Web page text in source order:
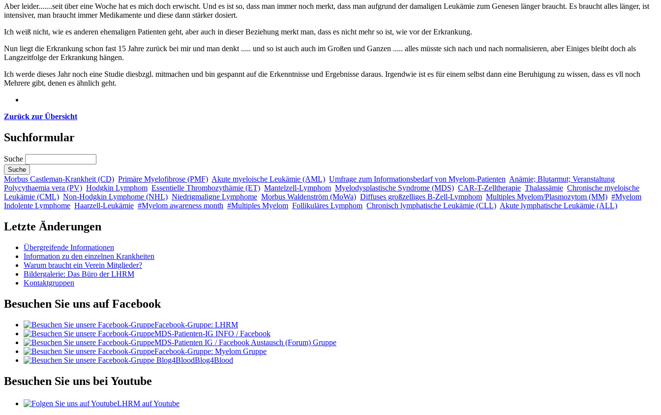
Aber leider.......seit über eine Woche hat es mich doch erwischt. Und es ist so, dass man immer noch merkt, dass man aufgrund der damaligen Leukämie zum Genesen länger braucht. Es braucht alles länger, ist
intensiver, man braucht immer Medikamente und diese dann stärker dosiert.
Ich weiß nicht, wie es anderen ehemaligen Patienten geht, aber auch in dieser Beziehung merkt man, dass es nicht mehr so ist, wie vor der Erkrankung.
Nun liegt die Erkrankung schon fast 15 Jahre zurück bei mir und man denkt ..... und so ist auch auch im Großen und Ganzen ..... alles müsste sich nach und nach normalisieren, aber Einiges bleibt doch als
Langzeitfolge der Erkrankung hängen.
Ich werde dieses Jahr noch eine Studie diesbzgl. mitmachen und bin gespannt auf die Erkenntnisse und Ergebnisse daraus. Irgendwie ist es für einem selbst dann eine Beruhigung zu wissen, dass es vll noch
Mehrere gibt, denen es ähnlich geht.
Zurück zur Übersicht
Suchformular
Suche
Morbus Castleman-Krankheit (CD) Primäre Myelofibrose (PMF) Akute myeloische Leukämie (AML) Umfrage zum Informationsbedarf von Myelom-Patienten Anämie; Blutarmut; Veranstaltung
Polycythaemia vera (PV) Hodgkin Lymphom Essentielle Thrombozythämie (ET) Mantelzell-Lymphom Myelodysplastische Syndrome (MDS) CAR-T-Zelltherapie Thalassämie Chronische myeloische
Leukämie (CML) Non-Hodgkin Lymphome (NHL) Niedrigmaligne Lymphome Morbus Waldenström (MoWa) Diffuses großzelliges B-Zell-Lymphom Multiples Myelom/Plasmozytom (MM) #Myelom
Indolente Lymphome Haarzell-Leukämie #Myelom awareness month #Multiples Myelom Follikuläres Lymphom Chronisch lymphatische Leukämie (CLL) Akute lymphatische Leukämie (ALL)
Letzte Änderungen
Übergreifende Informationen
Information zu den einzelnen Krankheiten
Warum braucht ein Verein Mitglieder?
Bildergalerie: Das Büro der LHRM
Kontaktgruppen
Besuchen Sie uns auf Facebook
Facebook-Gruppe: LHRM
MDS-Patienten-IG INFO / Facebook
MDS-Patienten IG / Facebook Austausch (Forum) Gruppe
Facebook-Gruppe: Myelom Gruppe
Blog4Blood
Besuchen Sie uns bei Youtube
LHRM auf Youtube